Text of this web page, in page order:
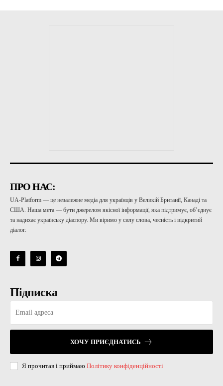
ПРО НАС:
UA-Platform — це незалежне медіа для українців у Великій Британії, Канаді та
США. Наша мета — бути джерелом якісної інформації, яка підтримує, об’єднує
та надихає українську діаспору. Ми віримо у силу слова, чесність і відкритий
діалог.
Підписка
ХОЧУ ПРИЄДНАТИСЬ
Я прочитав і приймаю Політику конфіденційності